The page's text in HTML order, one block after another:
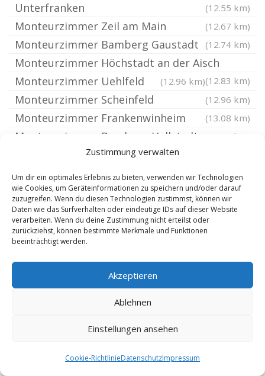
Zustimmung verwalten
Um dir ein optimales Erlebnis zu bieten, verwenden wir Technologien
wie Cookies, um Geräteinformationen zu speichern und/oder darauf
zuzugreifen. Wenn du diesen Technologien zustimmst, können wir
Daten wie das Surfverhalten oder eindeutige IDs auf dieser Website
verarbeiten. Wenn du deine Zustimmung nicht erteilst oder
zurückziehst, können bestimmte Merkmale und Funktionen
beeinträchtigt werden.
Akzeptieren
Ablehnen
Einstellungen ansehen
Cookie-RichtlinieDatenschutzImpressum
Unterfranken
(12.55 km)
Monteurzimmer Zeil am Main (12.67 km)
Monteurzimmer Bamberg Gaustadt (12.74 km)
Monteurzimmer Höchstadt an der Aisch
(12.83 km)
Monteurzimmer Uehlfeld (12.96 km)
Monteurzimmer Scheinfeld (12.96 km)
Monteurzimmer Frankenwinheim (13.08 km)
Monteurzimmer Bamberg Hallstadt (13.2 km)
Monteurzimmer Bamberg St Michael
Monteurzimmer Bamberg Neustadt (13.25 km)
Monteurzimmer Bamberg (13.4 km)
Monteurzimmer Ostfranken (13.4 km)
Monteurzimmer Dachsbach (13.43 km)
Monteurzimmer Breitbrunn Unterfranken
(13.43 km)
Monteurzimmer Bamberg Klein
Monteurzimmer Bamberg St Johannis
Monteurzimmer Bamberg Bichl
Monteurzimmer Münchsteinach